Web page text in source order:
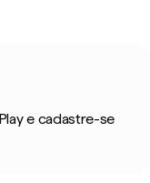
e cadastre-se